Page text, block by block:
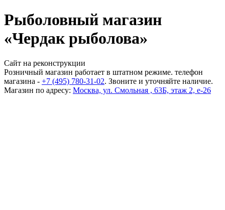
Рыболовный магазин
«Чердак рыболова»
Сайт на реконструкции
Розничный магазин работает в штатном режиме. телефон
магазина - +7 (495) 780-31-02. Звоните и уточняйте наличие.
Магазин по адресу: Москва, ул. Смольная , 63Б, этаж 2, е-26